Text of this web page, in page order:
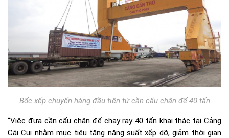
Bốc xếp chuyến hàng đầu tiên từ cần cẩu chân đế 40 tấn
“Việc đưa cần cẩu chân đế chạy ray 40 tấn khai thác tại Cảng
Cái Cui nhằm mục tiêu tăng năng suất xếp dỡ, giảm thời gian